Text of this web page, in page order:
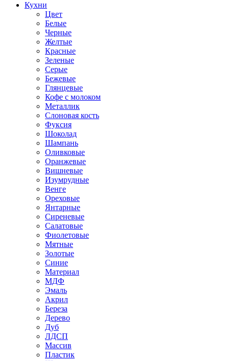
Кухни
Цвет
Белые
Черные
Желтые
Красные
Зеленые
Серые
Бежевые
Глянцевые
Кофе с молоком
Металлик
Слоновая кость
Фуксия
Шоколад
Шампань
Оливковые
Оранжевые
Вишневые
Изумрудные
Венге
Ореховые
Янтарные
Сиреневые
Салатовые
Фиолетовые
Мятные
Золотые
Синие
Материал
МДФ
Эмаль
Акрил
Береза
Дерево
Дуб
ЛДСП
Массив
Пластик